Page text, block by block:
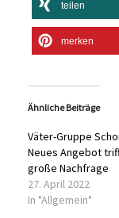
teilen
merken
Ähnliche Beiträge
Väter-Gruppe
Neues Angebot
große Nachfrage
27. April 2022
In "Allgemein"